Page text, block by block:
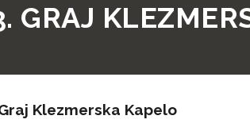
GRAJ
Klezmerska Kapelo